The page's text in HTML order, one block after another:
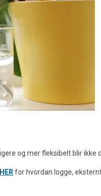
og mer fleksibelt blir ikke
HERfor hvordan logge,